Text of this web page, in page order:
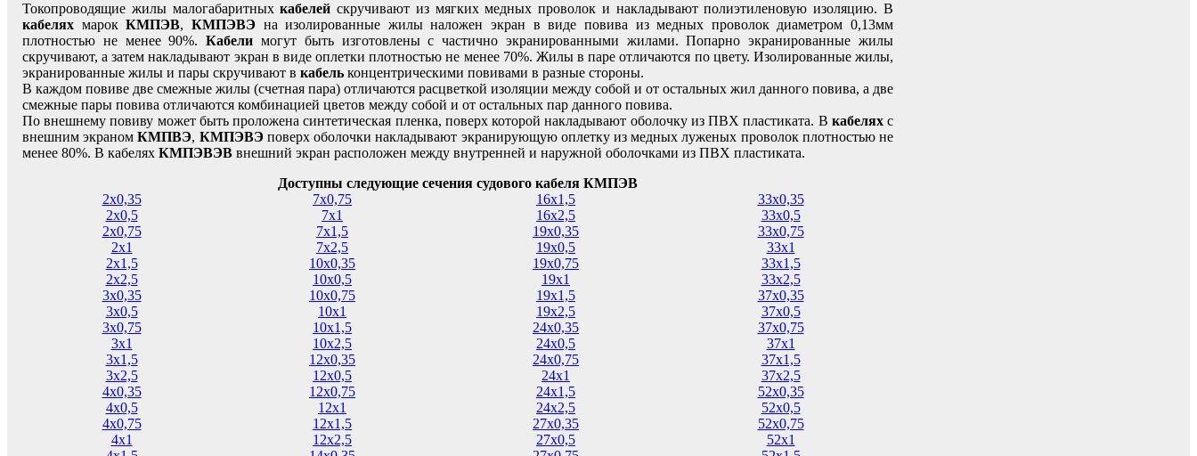
Токопроводящие жилы малогабаритныхкабелей скручивают из мягких медных проволок и накладывают полиэтиленовую изоляцию. В
кабелях марокКМПЭВ, КМПЭВЭна изолированные жилы наложен экран в виде повива из медных проволок диаметром 0,13мм
плотностью не менее 90%.Кабели могут быть изготовлены с частично экранированными жилами. Попарно экранированные жилы
скручивают, а затем накладывают экран в виде оплетки плотностью не менее 70%. Жилы в паре отличаются по цвету. Изолированные жилы,
экранированные жилы и пары скручивают в кабель концентрическими повивами в разные стороны.
В каждом повиве две смежные жилы (счетная пара) отличаются расцветкой изоляции между собой и от остальных жил данного повива, а две
смежные пары повива отличаются комбинацией цветов между собой и от остальных пар данного повива.
По внешнему повиву может быть проложена синтетическая пленка, поверх которой накладывают оболочку из ПВХ пластиката. В кабеляхс
внешним экраномКМПВЭ, КМПЭВЭповерх оболочки накладывают экранирующую оплетку из медных луженых проволок плотностью не
менее 80%. В кабелях КМПЭВЭВ внешний экран расположен между внутренней и наружной оболочками из ПВХ пластиката.
Доступны следующие сечения судового кабеля КМПЭВ
2х0,35
2х0,5
2х0,75
2х1
2х1,5
2х2,5
3х0,35
3х0,5
3х0,75
3х1
3х1,5
3х2,5
4х0,35
4х0,5
4х0,75
4х1
7х0,75
7х1
7х1,5
7х2,5
10х0,35
10х0,5
10х0,75
10х1
10х1,5
10х2,5
12х0,35
12х0,5
12х0,75
12х1
12х1,5
12х2,5
16х1,5
16х2,5
19х0,35
19х0,5
19х0,75
19х1
19х1,5
19х2,5
24х0,35
24х0,5
24х0,75
24х1
24х1,5
24х2,5
27х0,35
27х0,5
33х0,35
33х0,5
33х0,75
33х1
33х1,5
33х2,5
37х0,35
37х0,5
37х0,75
37х1
37х1,5
37х2,5
52х0,35
52х0,5
52х0,75
52х1